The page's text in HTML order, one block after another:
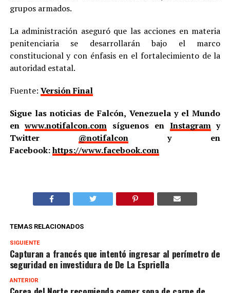
grupos armados.
La administración aseguró que las acciones en materia
penitenciaria se desarrollarán bajo el marco
constitucional y con énfasis en el fortalecimiento de la
autoridad estatal.
Fuente: Versión Final
Sigue las noticias de Falcón, Venezuela y el Mundo
enwww.notifalcon.com síguenos en Instagramy
Twitter @notifalcony en
Facebook:https://www.facebook.com
TEMAS RELACIONADOS
SIGUIENTE
Capturan a francés que intentó ingresar al perímetro de
seguridad en investidura de De La Espriella
ANTERIOR